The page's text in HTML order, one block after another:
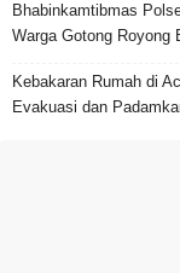
Bhabinkamtibmas
Warga Gotong Royong
Kebakaran Rumah di
Evakuasi dan